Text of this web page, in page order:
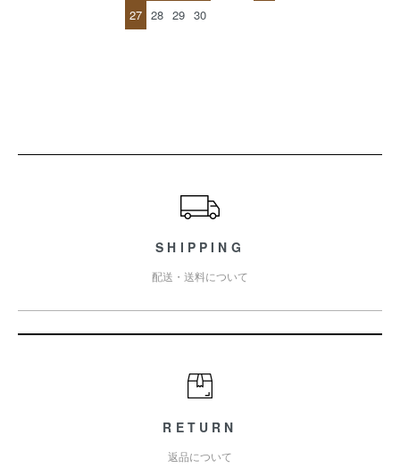
27 28 29 30
SHIPPING
配送・送料について
RETURN
返品について